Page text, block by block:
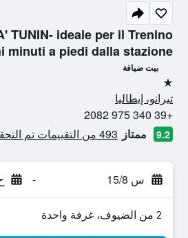
TUNIN- ideale per il Trenino
minuti a piedi dalla stazione
بيت ضيافة
نجمة واحدة
تيرانو، إيطاليا
+39 340 975 2082
9.2 ممتاز 493 من التقييمات تم التحقق منها
س 15/8 - ح
2 من الضيوف، غرفة واحدة